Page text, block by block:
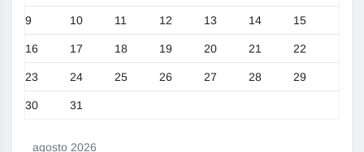
agosto 2026
9 10 11 12 13 14 15
16 17 18 19 20 21 22
23 24 25 26 27 28 29
30 31